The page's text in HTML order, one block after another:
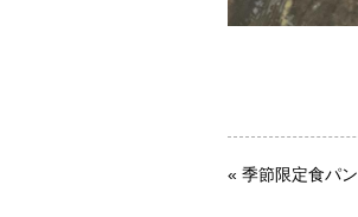
« 季節限定食パン